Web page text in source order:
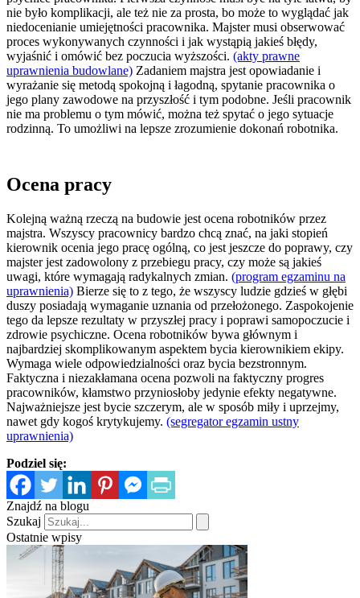
nie było komplikacji, ale też nie za prosta, bo może to wyglądać jak
niedocenianie umiejętności pracownika. Majster musi obserwować
proces wykonywanych czynności i jak wystąpią jakieś błędy,
wyjaśnić i omówić bez poczucia wyższości. (akty prawne
uprawnienia budowlane) Zadaniem majstra jest opowiadanie i
wyrażanie się metodą spokojną i łagodną, spytanie pracownika o
jego plany zawodowe na przyszłość i tym podobne. Jeśli pracownik
nie ma problemu o tym mówić, można też spytać o jego sytuacje
rodzinną. To umożliwi na lepsze zrozumienie dokonań robotnika.
Ocena pracy
Kolejną ważną rzeczą na budowie jest ocena robotników przez
majstra. Wszyscy pracownicy bardzo chcą znać, na jaki stopień
kierownik ocenia jego pracę ogólną, co jest jeszcze do poprawy, czy
majster jest zadowolony z przebiegu pracy, czy może są jakieś
uwagi, które wymagają radykalnych zmian. (program egzaminu na
uprawnienia) Bierze się to z tego, że wszyscy ludzie gdzieś w głębi
duszy posiadają wymaganie uznania od przełożonego. Zaspokojenie
tego da lepsze rezultaty w przyszłej pracy i poprawi samopoczucie i
zdrowie psychiczne. Ocena robotników bywa głównym i
najbardziej skomplikowanym aspektem bycia kierownikiem ekipy.
Wymaga wiele odpowiedzialności oraz bycia bezstronnym.
Faktyczna i niezakłamana ocena pozwoli na faktyczny progres
pracowników, kłamstwo przyniosłoby jedynie efekty negatywne.
Najważniejsze jest bycie szczerym, ale w sposób miły i uprzejmy,
nawet gdy kogoś krytykujemy. (segregator egzamin ustny
uprawnienia)
Podziel się:
Znajdź na blogu
Szukaj
Ostatnie wpisy